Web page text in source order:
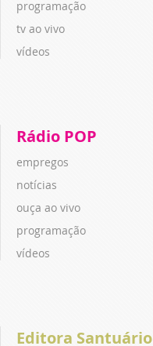
programação
tv ao vivo
vídeos
Rádio POP
empregos
notícias
ouça ao vivo
programação
vídeos
Editora Santuário